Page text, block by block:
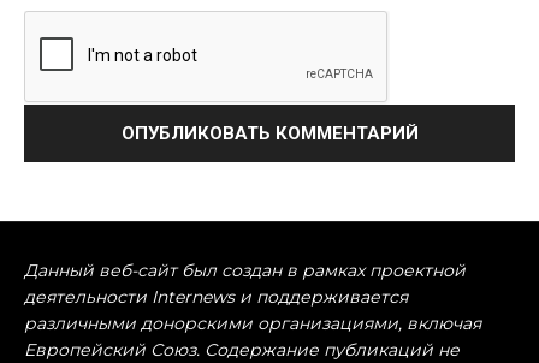
Данный веб-сайт был создан в рамках проектной
деятельности Internews и поддерживается
различными донорскими организациями, включая
Европейский Союз. Содержание публикаций не